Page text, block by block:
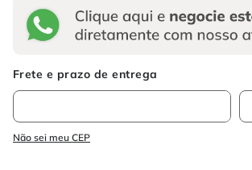
Não sei meu CEP
cabo flexivel
disco corte